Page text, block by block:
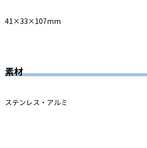
41×33×107mm
素材
ステンレス・アルミ